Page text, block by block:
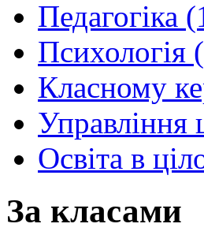
Педагогіка
Психологія
Класному
Освіта в
За класами